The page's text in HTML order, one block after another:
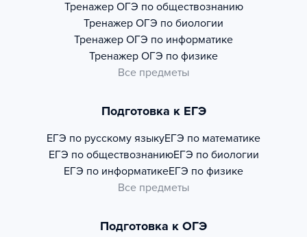
Тренажер ОГЭ по обществознанию
Тренажер ОГЭ по биологии
Тренажер ОГЭ по информатике
Тренажер ОГЭ по физике
Все предметы
Подготовка к ЕГЭ
ЕГЭ по русскому языкуЕГЭ по математике
ЕГЭ по обществознаниюЕГЭ по биологии
ЕГЭ по информатикеЕГЭ по физике
Все предметы
Подготовка к ОГЭ